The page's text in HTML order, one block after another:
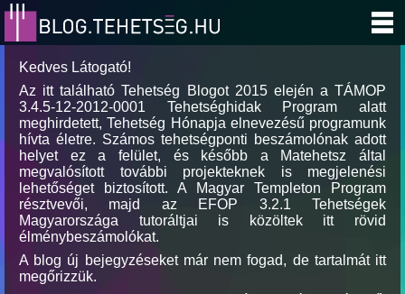
Kedves Látogató!
Az itt található Tehetség Blogot 2015 elején a TÁMOP
3.4.5-12-2012-0001 Tehetséghidak Program alatt
meghirdetett, Tehetség Hónapja elnevezésű programunk
hívta életre. Számos tehetségponti beszámolónak adott
helyet ez a felület, és később a Matehetsz által
megvalósított további projekteknek is megjelenési
lehetőséget biztosított. A Magyar Templeton Program
résztvevői, majd az EFOP 3.2.1 Tehetségek
Magyarországa tutoráltjai is közöltek itt rövid
élménybeszámolókat.
A blog új bejegyzéseket már nem fogad, de tartalmát itt
megőrizzük.